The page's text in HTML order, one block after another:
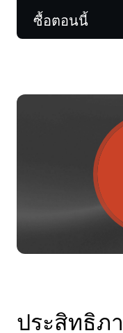
ฟิวเจอร์ส
โปรแกรม Loyalty
NEXO Token
DOT
SOL
ข่าวสารและข้อมูลเชิง
Wealth Academy
ซื้อตอนนี้
ประสิทธิภ